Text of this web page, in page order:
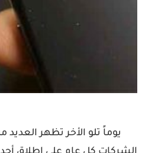
يوماً تلو الأخر تظهر